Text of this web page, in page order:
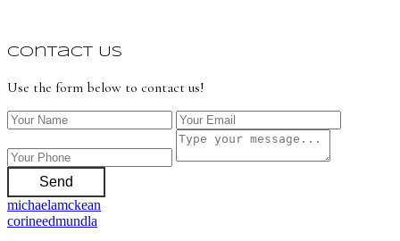
Contact Us
Use the form below to contact us!
Send
michaelamckean
corineedmundla